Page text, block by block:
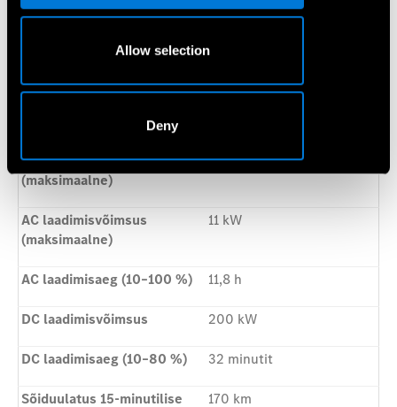
Allow selection
Deny
Pöördemoment 1164 Nm
Rekuperatsioonivõimsus
(maksimaalne)
217 kW
AC laadimisvõimsus
(maksimaalne)
11 kW
AC laadimisaeg (10–100 %) 11,8 h
DC laadimisvõimsus 200 kW
DC laadimisaeg (10–80 %) 32 minutit
Sõiduulatus 15-minutilise
170 km